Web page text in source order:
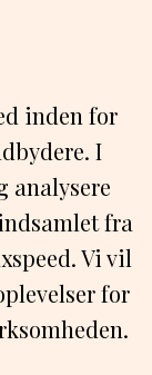
inden for
I
analysere
fra
Vi vil
for